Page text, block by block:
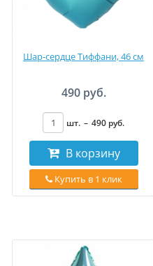
Шар-сердце Тиффани, 46 см
490 руб.
шт. – 490 руб.
В корзину
Купить в 1 клик